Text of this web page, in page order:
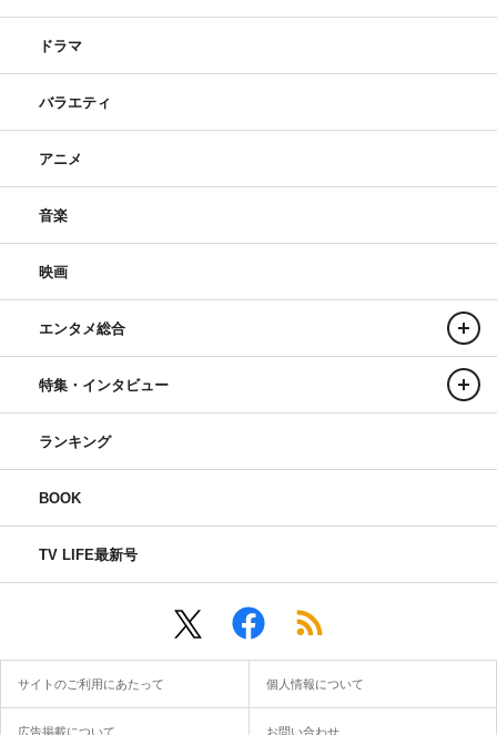
ドラマ
バラエティ
アニメ
音楽
映画
エンタメ総合
特集・インタビュー
ランキング
BOOK
TV LIFE最新号
サイトのご利用にあたって 個人情報について
広告掲載について お問い合わせ